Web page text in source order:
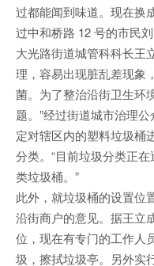
过都能闻到味道。现在换
过中和桥路 12 号的市民刘
大光路街道城管科科长王
理，容易出现脏乱差现象
菌。为了整治沿街卫生环
题。”经过街道城市治理
定对辖区内的塑料垃圾桶
分类。“目前垃圾分类正
类垃圾桶。”
此外，就垃圾桶的设置位
沿街商户的意见。据王立
位，现在有专门的工作人
圾，擦拭垃圾亭。另外实